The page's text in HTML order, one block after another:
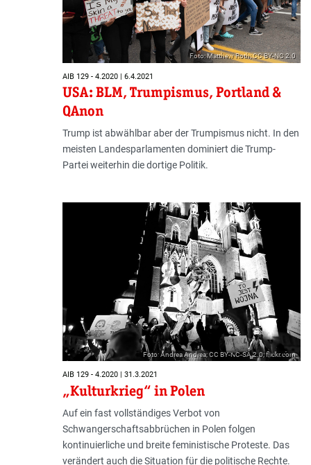
Foto: Matthew Roth; CC BY-NC 2.0
AIB 129 - 4.2020 | 6.4.2021
USA: BLM, Trumpismus, Portland &
QAnon
Trump ist abwählbar aber der Trumpismus nicht. In den
meisten Landesparlamenten dominiert die Trump-
Partei weiterhin die dortige Politik.
Foto: Andrea Andrea; CC BY-NC-SA 2.0; flickr.com
AIB 129 - 4.2020 | 31.3.2021
„Kulturkrieg“ in Polen
Auf ein fast vollständiges Verbot von
Schwangerschaftsabbrüchen in Polen folgen
kontinuierliche und breite feministische Proteste. Das
verändert auch die Situation für die politische Rechte.